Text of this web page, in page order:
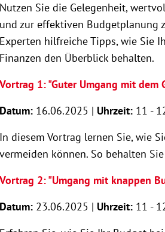
Nutzen Sie die Gelegenheit,
und zur effektiven Budgetplanung
Experten hilfreiche Tipps, wie Sie
Finanzen den Überblick behalten.
Vortrag 1: "Guter Umgang mit dem
Datum:16.06.2025 | Uhrzeit:11 -
In diesem Vortrag lernen Sie, wie
vermeiden können. So behalten
Vortrag 2: "Umgang mit knappen
Datum:23.06.2025 | Uhrzeit:11 -